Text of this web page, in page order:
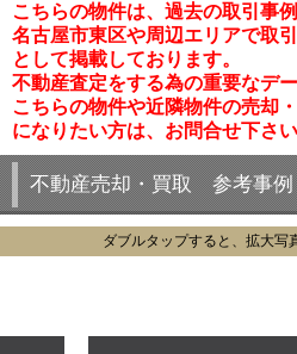
こちらの物件は、過去の取引事例
名古屋市東区や周辺エリアで取
として掲載しております。
不動産査定をする為の重要なデ
こちらの物件や近隣物件の売却
になりたい方は、お問合せ下さい
不動産売却・買取 参考事例
ダブルタップすると、拡大写